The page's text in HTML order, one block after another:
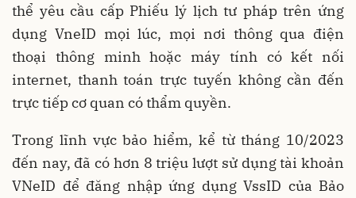
thể yêu cầu cấp Phiếu lý lịch tư pháp trên ứng
dụng VneID mọi lúc, mọi nơi thông qua điện
thoại thông minh hoặc máy tính có kết nối
internet, thanh toán trực tuyến không cần đến
trực tiếp cơ quan có thẩm quyền.
Trong lĩnh vực bảo hiểm, kể từ tháng 10/2023
đến nay, đã có hơn 8 triệu lượt sử dụng tài khoản
VNeID để đăng nhập ứng dụng VssID của Bảo